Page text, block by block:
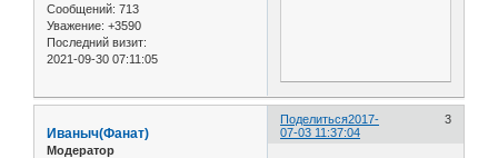
Сообщений: 713
Уважение: +3590
Последний визит:
2021-09-30 07:11:05
Поделиться 3
2017-
07-03 11:37:04
Иваныч(Фанат)
Модератор